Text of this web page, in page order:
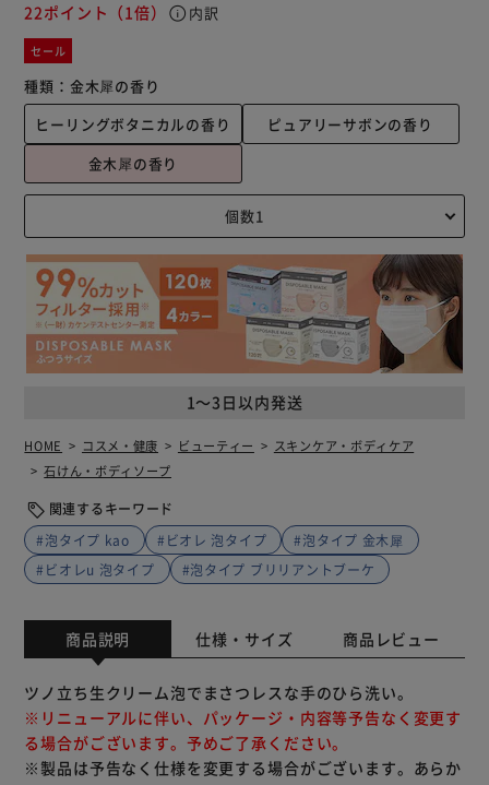
22ポイント （1倍） info 内訳
セール
種類： 金木犀の香り
ヒーリングボタニカルの香り
ピュアリーサボンの香り
金木犀の香り
1～3日以内発送
HOME コスメ・健康 ビューティー
スキンケア・ボディケア
石けん・ボディソープ
関連するキーワード
#泡タイプ kao
#ビオレ 泡タイプ
#泡タイプ 金木犀
#ビオレu 泡タイプ
#泡タイプ ブリリアントブーケ
商品説明 仕様・サイズ 商品レビュー
ツノ立ち生クリーム泡でまさつレスな手のひら洗い。
※リニューアルに伴い、パッケージ・内容等予告なく変更す
る場合がございます。予めご了承ください。
※製品は予告なく仕様を変更する場合がございます。あらか